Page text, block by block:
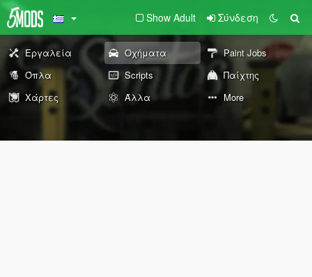
Show Adult Σύνδεση
Εργαλεία Οχήματα
Paint Jobs
Όπλα
Scripts
Παίχτης
Χάρτες
Άλλα More